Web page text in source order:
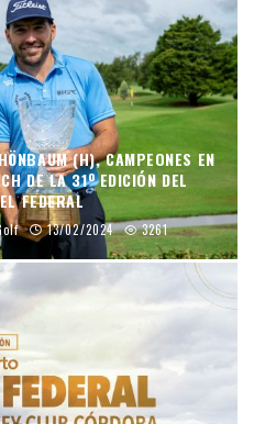
(H), CAMPEONES EN
DE LA 31º EDICIÓN DEL
FEDERAL
13/02/2024 3261